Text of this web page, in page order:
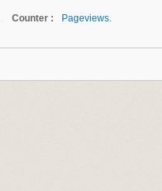
Counter :
Pageviews.